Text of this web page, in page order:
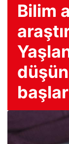
Bilim
başlar